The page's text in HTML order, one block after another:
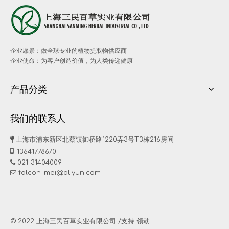
企业愿景：做全球专业的植物提取物供应商
企业使命：为客户创造价值，为人类传递健康
产品分类
我们的联系人
上海市浦东新区北蔡镇御桥路1220弄3号T3栋216房间
 13641778670
 021-31404009
 falcon_mei@aliyun.com
© 2022 上海三民百草实业有限公司 /支持 领动